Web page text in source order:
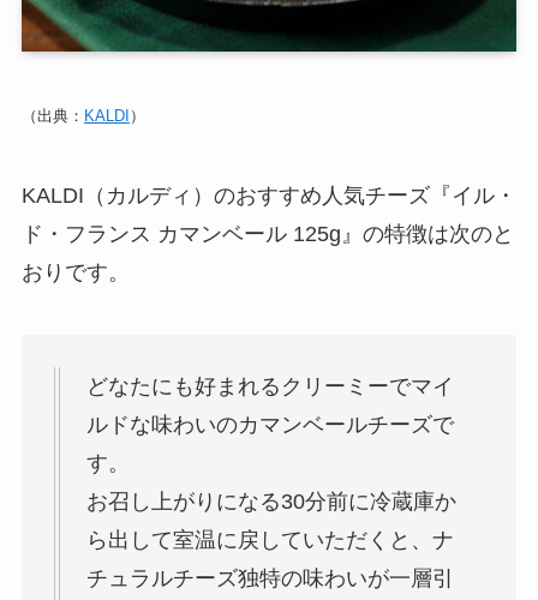
（出典： KALDI ）
KALDI（カルディ）のおすすめ人気チーズ『イル・
ド・フランス カマンベール 125g』の特徴は次のと
おりです。
どなたにも好まれるクリーミーでマイ
ルドな味わいのカマンベールチーズで
す。
お召し上がりになる30分前に冷蔵庫か
ら出して室温に戻していただくと、ナ
チュラルチーズ独特の味わいが一層引